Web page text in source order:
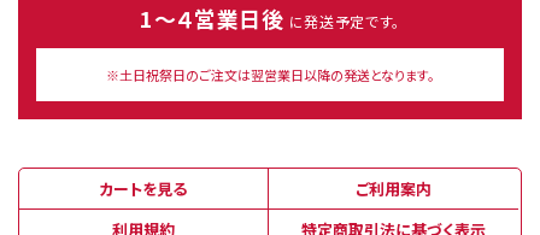
1～４営業日後 に発送予定です。
※土日祝祭日のご注文は翌営業日以降の発送となります。
カートを見る
ご利用案内
利用規約
特定商取引法に基づく表示